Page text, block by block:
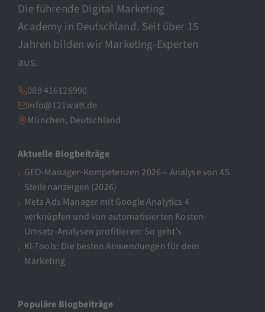
Die führende Digital Marketing
Academy in Deutschland. Seit über 15
Jahren bilden wir Marketing-Experten
aus.
089 416126990
info@121watt.de
München, Deutschland
Aktuelle Blogbeiträge
GEO-Manager-Kompetenzen 2026 – Analyse von 45
Stellenanzeigen (2026)
Meta Ads Manager mit Google Analytics 4
verknüpfen und von automatisierten Kosten-
Umsatz-Analysen profitieren: So geht’s
KI-Tools: Die besten Anwendungen für dein
Marketing
Populäre Blogbeiträge